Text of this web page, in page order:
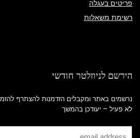
פריטים בעגלה
רשימת משאלות
הירשם לניוזלטר חודשי
נרשמים באתר ומקבלים הזדמנות להצתרף
לא פעיל – יעודכן בהמשך